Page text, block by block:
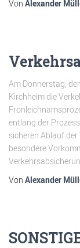
Von Alexander
Am Donnerstag,
Kirchheim die
entlang der
sicheren Ablauf
besondere
Von Alexander